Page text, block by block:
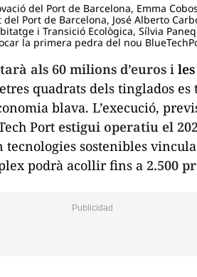
del Port de Barcelona, Emma
Port de Barcelona, José Alberto
i Transició Ecològica, Sílvia
la primera pedra del nou
als 60 milions d’euros i
quadrats dels tinglados es
blava. L’execució,
Port estigui operatiu el
sostenibles
podrà acollir fins a 2.500